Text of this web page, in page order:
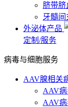
脐带
牙髓
外泌体产品
定制/服务
病毒与细胞服务
AAV腺相关
AAV
AAV